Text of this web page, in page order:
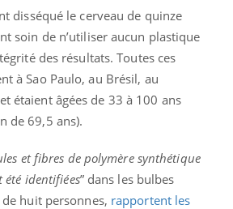
disséqué le cerveau de quinze
soin de n’utiliser aucun plastique
des résultats. Toutes ces
à Sao Paulo, au Brésil, au
étaient âgées de 33 à 100 ans
de 69,5 ans).
et fibres de polymère synthétique
identifiées” dans les bulbes
huit personnes, rapportent les